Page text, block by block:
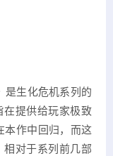
是生化危机系列的
在提供给玩家极致
本作中回归，而这
相对于系列前几部